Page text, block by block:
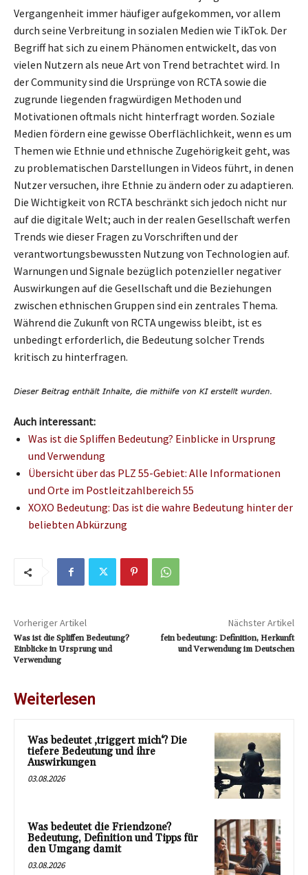
Vergangenheit immer häufiger aufgekommen, vor allem
durch seine Verbreitung in sozialen Medien wie TikTok. Der
Begriff hat sich zu einem Phänomen entwickelt, das von
vielen Nutzern als neue Art von Trend betrachtet wird. In
der Community sind die Ursprünge von RCTA sowie die
zugrunde liegenden fragwürdigen Methoden und
Motivationen oftmals nicht hinterfragt worden. Soziale
Medien fördern eine gewisse Oberflächlichkeit, wenn es um
Themen wie Ethnie und ethnische Zugehörigkeit geht, was
zu problematischen Darstellungen in Videos führt, in denen
Nutzer versuchen, ihre Ethnie zu ändern oder zu adaptieren.
Die Wichtigkeit von RCTA beschränkt sich jedoch nicht nur
auf die digitale Welt; auch in der realen Gesellschaft werfen
Trends wie dieser Fragen zu Vorschriften und der
verantwortungsbewussten Nutzung von Technologien auf.
Warnungen und Signale bezüglich potenzieller negativer
Auswirkungen auf die Gesellschaft und die Beziehungen
zwischen ethnischen Gruppen sind ein zentrales Thema.
Während die Zukunft von RCTA ungewiss bleibt, ist es
unbedingt erforderlich, die Bedeutung solcher Trends
kritisch zu hinterfragen.
Auch interessant:
Was ist die Spliffen Bedeutung? Einblicke in Ursprung
und Verwendung
Übersicht über das PLZ 55-Gebiet: Alle Informationen
und Orte im Postleitzahlbereich 55
XOXO Bedeutung: Das ist die wahre Bedeutung hinter der
beliebten Abkürzung
Vorheriger Artikel
Was ist die Spliffen Bedeutung?
Einblicke in Ursprung und
Verwendung
Nächster Artikel
fein bedeutung: Definition, Herkunft
und Verwendung im Deutschen
Weiterlesen
Was bedeutet ‚triggert mich‘? Die
tiefere Bedeutung und ihre
Auswirkungen
03.08.2026
Was bedeutet die Friendzone?
Bedeutung, Definition und Tipps für
den Umgang damit
03.08.2026